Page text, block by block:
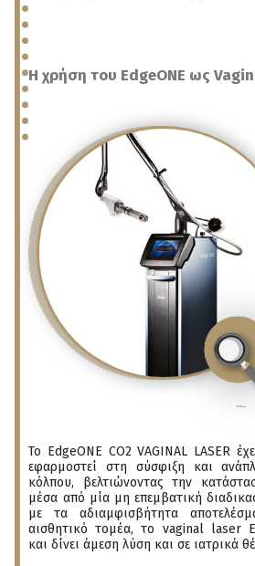
Η χρήση του EdgeONE ως
To EdgeONE CO2 VAGINAL LASER
εφαρμοστεί στη σύσφιξη και
κόλπου, βελτιώνοντας την
μέσα από μία μη επεμβατική
με τα αδιαμφισβήτητα
αισθητικό τομέα, το vaginal laser
και δίνει άμεση λύση και σε ιατρικά